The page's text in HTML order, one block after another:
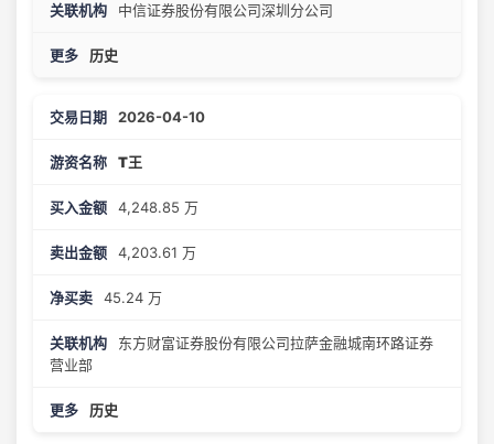
中信证券股份有限公司深圳分公司
历史
2026-04-10
T王
4,248.85 万
4,203.61 万
45.24 万
东方财富证券股份有限公司拉萨金融城南环路证券
营业部
历史